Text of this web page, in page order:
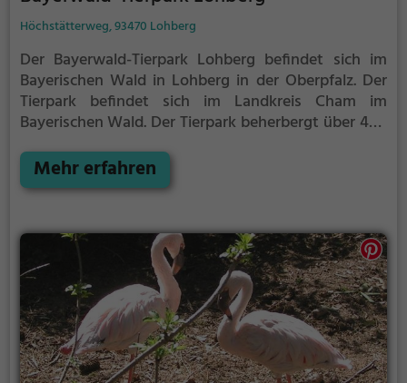
Höchstätterweg, 93470 Lohberg
Der Bayerwald-Tierpark Lohberg befindet sich im
Bayerischen Wald in Lohberg in der Oberpfalz. Der
Tierpark befindet sich im Landkreis Cham im
Bayerischen Wald. Der Tierpark beherbergt über 400
Mehr erfahren